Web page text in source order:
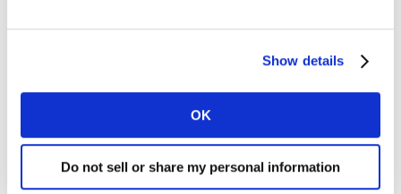
Show details
OK
Do not sell or share my personal information
besef van tijd of temporaliteit, of van wiskunde, wat op
beperkt in hun interpretatie van gegevens tot wat ze
kunnen afleiden via generieke correlaties of
Er zijn ook duidelijke juridische en ethische kwesties die
naar voren komen. Intellectueel eigendom bijvoorbeeld: